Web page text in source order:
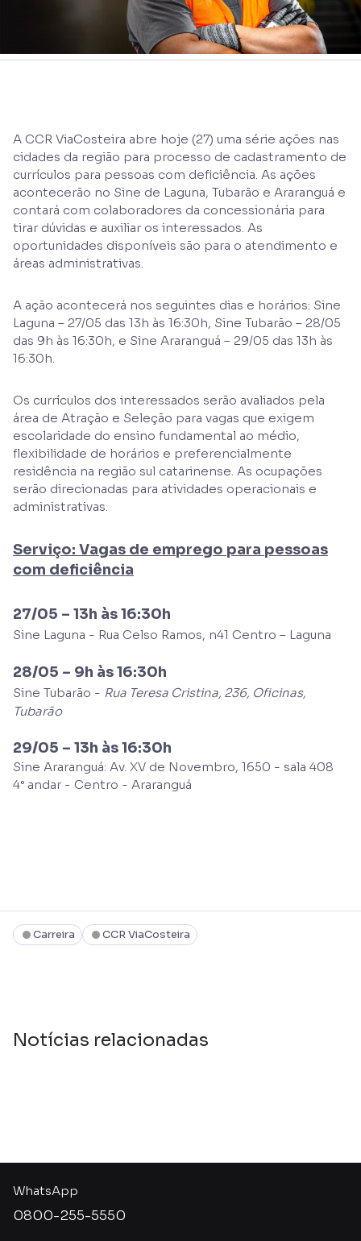
A CCR ViaCosteira abre hoje (27) uma série ações nas
cidades da região para processo de cadastramento de
currículos para pessoas com deficiência. As ações
acontecerão no Sine de Laguna, Tubarão e Araranguá e
contará com colaboradores da concessionária para
tirar dúvidas e auxiliar os interessados. As
oportunidades disponíveis são para o atendimento e
áreas administrativas.
A ação acontecerá nos seguintes dias e horários: Sine
Laguna – 27/05 das 13h às 16:30h, Sine Tubarão – 28/05
das 9h às 16:30h, e Sine Araranguá – 29/05 das 13h às
16:30h.
Os currículos dos interessados serão avaliados pela
área de Atração e Seleção para vagas que exigem
escolaridade do ensino fundamental ao médio,
flexibilidade de horários e preferencialmente
residência na região sul catarinense. As ocupações
serão direcionadas para atividades operacionais e
administrativas.
Serviço: Vagas de emprego para pessoas
com deficiência
27/05 – 13h às 16:30h
Sine Laguna - Rua Celso Ramos, n41 Centro – Laguna
28/05 – 9h às 16:30h
Sine Tubarão - Rua Teresa Cristina, 236, Oficinas,
Tubarão
29/05 – 13h às 16:30h
Sine Araranguá: Av. XV de Novembro, 1650 - sala 408
4° andar - Centro - Araranguá
Carreira CCR ViaCosteira
Notícias relacionadas
WhatsApp
0800-255-5550